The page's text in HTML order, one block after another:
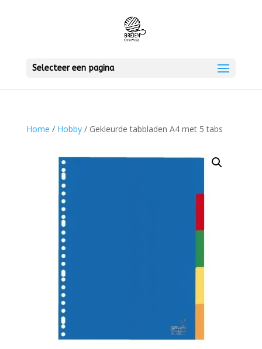
Selecteer een pagina
Home / Hobby/ Gekleurde tabbladen A4 met 5 tabs